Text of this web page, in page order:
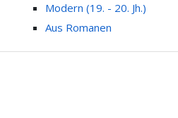
Modern (19. - 20. Jh.)
Aus Romanen